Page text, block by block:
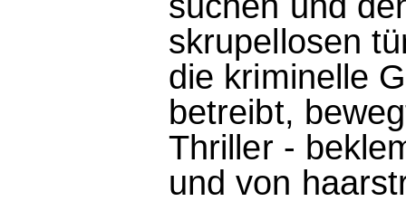
skrupellosen
die kriminelle
betreibt,
Thriller -
und von